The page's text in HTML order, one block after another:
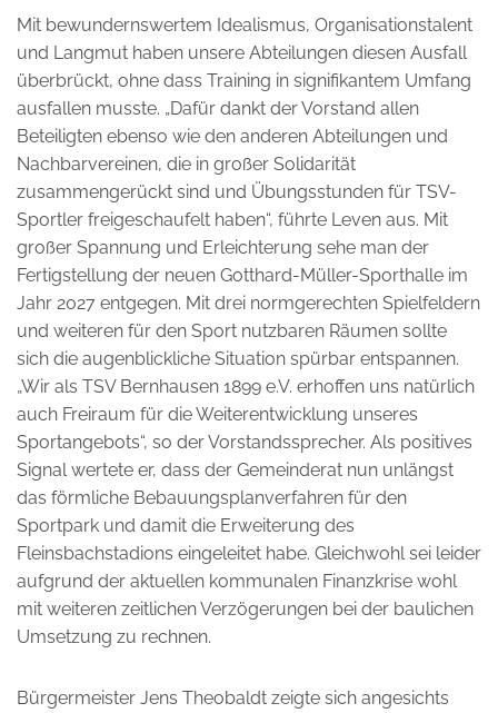
Mit bewundernswertem Idealismus, Organisationstalent
und Langmut haben unsere Abteilungen diesen Ausfall
überbrückt, ohne dass Training in signifikantem Umfang
ausfallen musste. „Dafür dankt der Vorstand allen
Beteiligten ebenso wie den anderen Abteilungen und
Nachbarvereinen, die in großer Solidarität
zusammengerückt sind und Übungsstunden für TSV-
Sportler freigeschaufelt haben“, führte Leven aus. Mit
großer Spannung und Erleichterung sehe man der
Fertigstellung der neuen Gotthard-Müller-Sporthalle im
Jahr 2027 entgegen. Mit drei normgerechten Spielfeldern
und weiteren für den Sport nutzbaren Räumen sollte
sich die augenblickliche Situation spürbar entspannen.
„Wir als TSV Bernhausen 1899 e.V. erhoffen uns natürlich
auch Freiraum für die Weiterentwicklung unseres
Sportangebots“, so der Vorstandssprecher. Als positives
Signal wertete er, dass der Gemeinderat nun unlängst
das förmliche Bebauungsplanverfahren für den
Sportpark und damit die Erweiterung des
Fleinsbachstadions eingeleitet habe. Gleichwohl sei leider
aufgrund der aktuellen kommunalen Finanzkrise wohl
mit weiteren zeitlichen Verzögerungen bei der baulichen
Umsetzung zu rechnen.
Bürgermeister Jens Theobaldt zeigte sich angesichts